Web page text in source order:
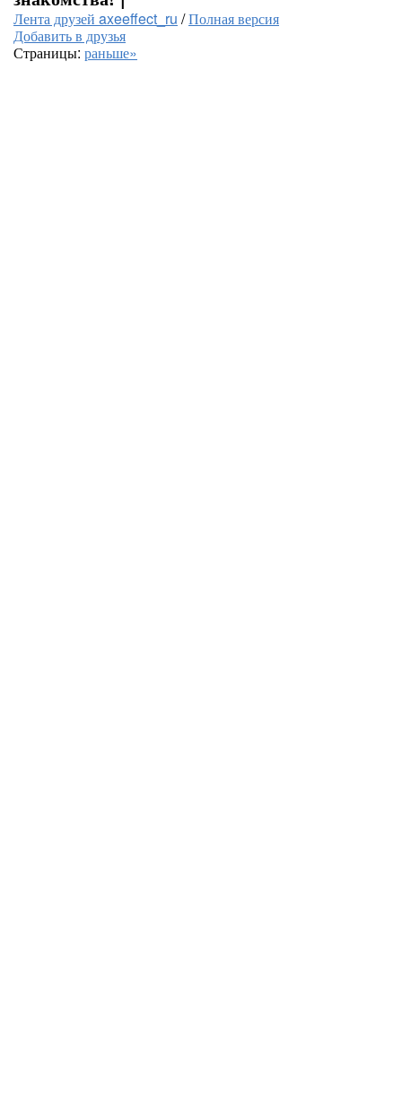
Лента друзей axeeffect_ru /Полная версия
Добавить в друзья
Страницы: раньше»